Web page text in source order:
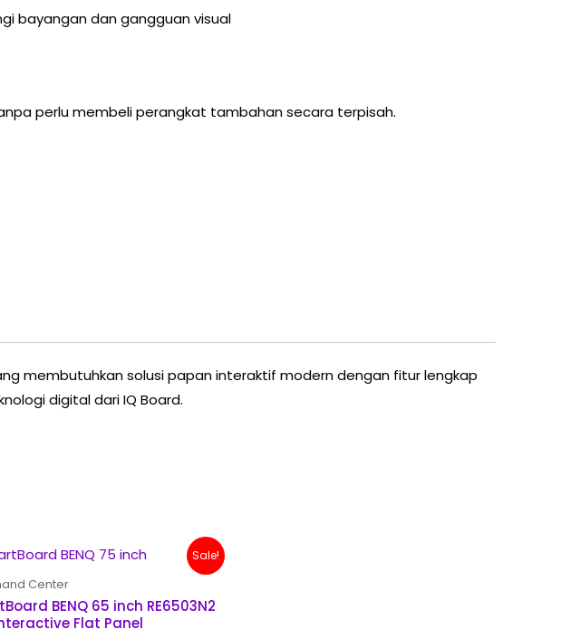
bayangan dan gangguan visual
perlu membeli perangkat tambahan secara terpisah.
membutuhkan solusi papan interaktif modern dengan fitur lengkap
digital dari IQ Board.
Sale!
Center
BENQ 65 inch RE6503N2
Flat Panel
Original
price
was:
Current
price